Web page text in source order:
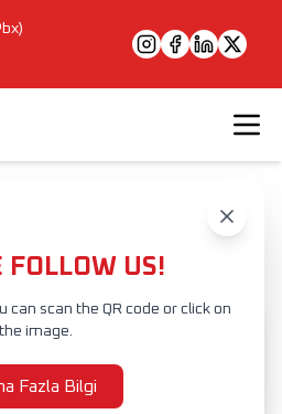
FOLLOW US!
can scan the QR code or click on
the image.
Fazla Bilgi